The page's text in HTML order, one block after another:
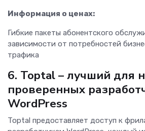
Информация о ценах:
Гибкие пакеты абонентского
зависимости от потребностей
трафика
6. Toptal – лучший для
проверенных
WordPress
Toptal предоставляет доступ к